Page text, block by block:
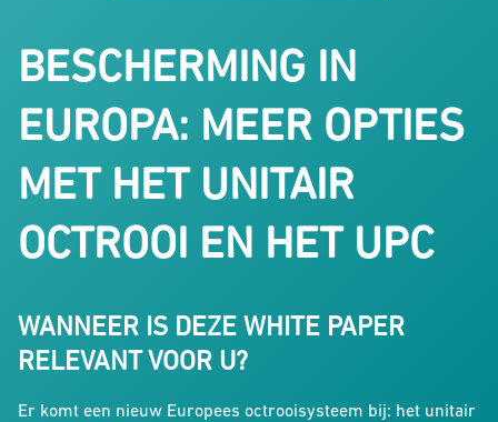
BESCHERMING IN
EUROPA: MEER OPTIES
MET HET UNITAIR
OCTROOI EN HET UPC
WANNEER IS DEZE WHITE PAPER
RELEVANT VOOR U?
Er komt een nieuw Europees octrooisysteem bij: het unitair